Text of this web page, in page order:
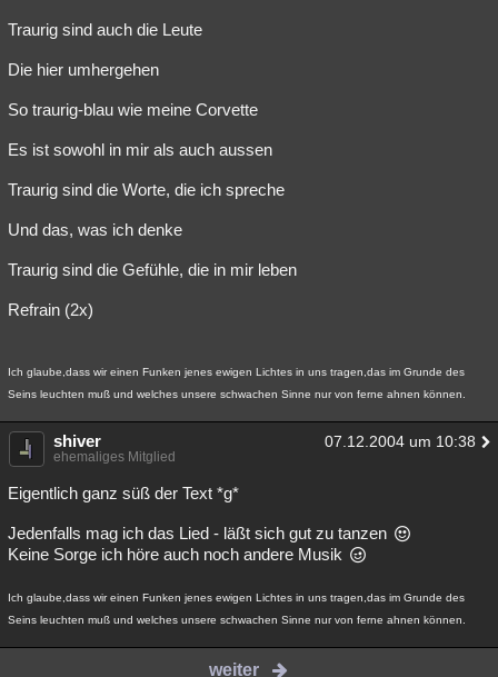
Traurig sind auch die Leute
Die hier umhergehen
So traurig-blau wie meine Corvette
Es ist sowohl in mir als auch aussen
Traurig sind die Worte, die ich spreche
Und das, was ich denke
Traurig sind die Gefühle, die in mir leben
Refrain (2x)
Ich glaube,dass wir einen Funken jenes ewigen Lichtes in uns tragen,das im Grunde des
Seins leuchten muß und welches unsere schwachen Sinne nur von ferne ahnen können.
shiver 07.12.2004 um 10:38
ehemaliges Mitglied
Eigentlich ganz süß der Text *g*
Jedenfalls mag ich das Lied - läßt sich gut zu tanzen
Keine Sorge ich höre auch noch andere Musik
Ich glaube,dass wir einen Funken jenes ewigen Lichtes in uns tragen,das im Grunde des
Seins leuchten muß und welches unsere schwachen Sinne nur von ferne ahnen können.
weiter